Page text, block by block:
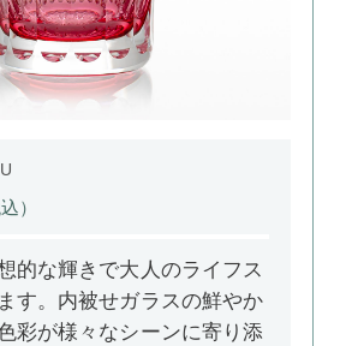
）
的な輝きで大人のライフス
す。内被せガラスの鮮やか
彩が様々なシーンに寄り添